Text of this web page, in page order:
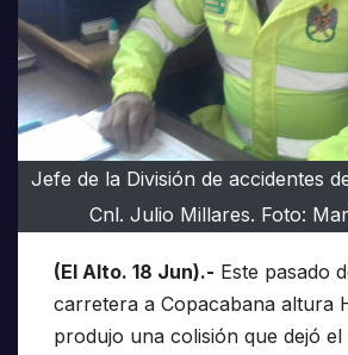
Jefe de la División de accidentes
Cnl. Julio Millares. Foto:
(El Alto. 18 Jun).- Este pasado
carretera a Copacabana altura
produjo una colisión que dejó el